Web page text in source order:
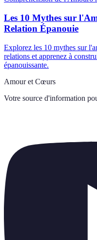
Les 10 Mythes sur
Relation Épanouie
Explorez les 10 mythes sur
relations et apprenez à
épanouissante.
Amour et Cœurs
Votre source d'information